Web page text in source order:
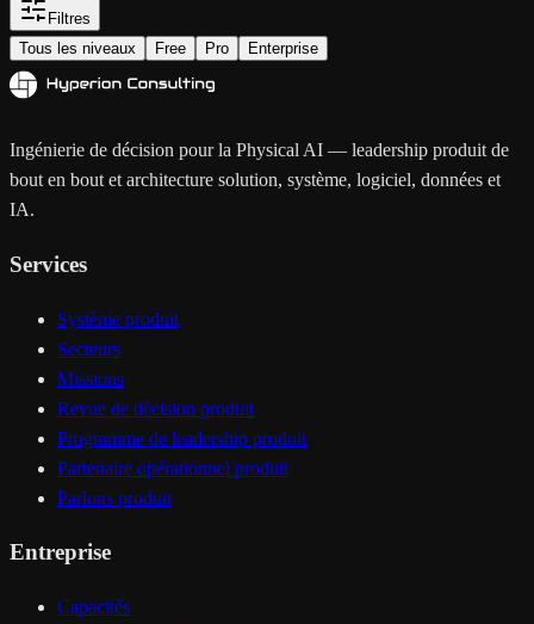
Filtres
Tous les niveaux
Free Pro Enterprise
Ingénierie de décision pour la Physical AI — leadership produit de
bout en bout et architecture solution, système, logiciel, données et
IA.
Services
Système produit
Secteurs
Missions
Revue de décision produit
Programme de leadership produit
Partenaire opérationnel produit
Parlons produit
Entreprise
Capacités